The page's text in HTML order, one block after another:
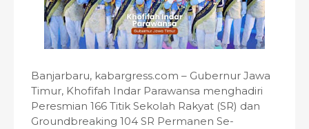
Banjarbaru, kabargress.com – Gubernur Jawa
Timur, Khofifah Indar Parawansa menghadiri
Peresmian 166 Titik Sekolah Rakyat (SR) dan
Groundbreaking 104 SR Permanen Se-